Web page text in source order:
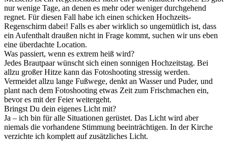
nur wenige Tage, an denen es mehr oder weniger durchgehend
regnet. Für diesen Fall habe ich einen schicken Hochzeits-
Regenschirm dabei! Falls es aber wirklich so ungemütlich ist, dass
ein Aufenthalt draußen nicht in Frage kommt, suchen wir uns eben
eine überdachte Location.
Was passiert, wenn es extrem heiß wird?
Jedes Brautpaar wünscht sich einen sonnigen Hochzeitstag. Bei
allzu großer Hitze kann das Fotoshooting stressig werden.
Vermeidet allzu lange Fußwege, denkt an Wasser und Puder, und
plant nach dem Fotoshooting etwas Zeit zum Frischmachen ein,
bevor es mit der Feier weitergeht.
Bringst Du dein eigenes Licht mit?
Ja – ich bin für alle Situationen gerüstet. Das Licht wird aber
niemals die vorhandene Stimmung beeinträchtigen. In der Kirche
verzichte ich komplett auf zusätzliches Licht.